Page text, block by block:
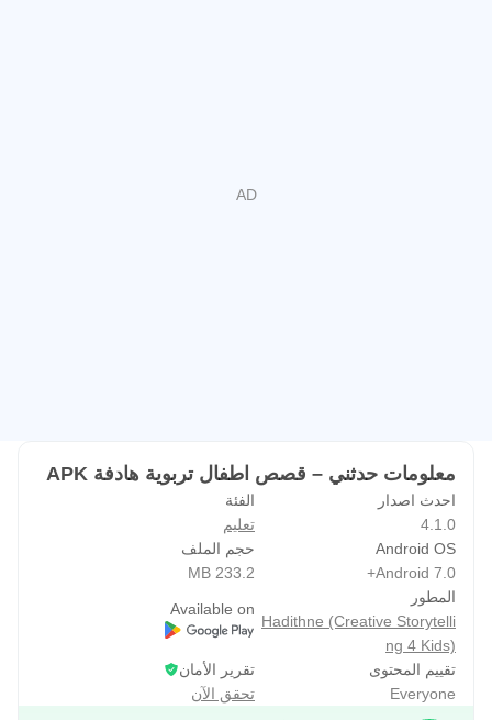
8. تفاعل مع أطفالك من خلال ميزة حدِّثني الفريدة لتسجيل
3. يعمل التطبيق من دون انترنت من خلال ميزة الوصول دائم و
بدون انترنت: جميع مجموعات حدِّثني القصصية محملة مسبقا
لقراءتها في أي وقت و من غير توفر شبكة الأنترنت طوال الوقت.
تحميل القصص لهاتفك و القراءة او اسماع دون الحاجة الى
الإنترنت (بدون انترنت او اوفلاين)
4. تصميم بسيط و مثالي: صُمم تطبيق حدثني لوصول سهل و
فعَّال لمحتوى مميز للأطفال بشكل متوازن من غير استخدام
مفرط للموسيقى و الرسوم المتحركة بشكل مختلف عن يوتيوب
معلومات حدثني – قصص اطفال تربوية هادفة APK
احدث اصدار
4.1.0
الفئة
تعليم
Android OS
Android 7.0+
حجم الملف
233.2 MB
المطور
Hadithne (Creative Storytelli
ng 4 Kids)
Available on
تقييم المحتوى
Everyone
تقرير الأمان
تحقق الآن